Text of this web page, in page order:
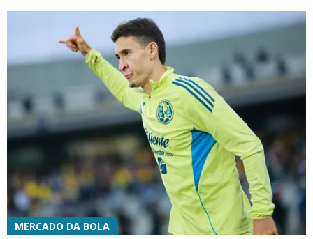
MERCADO DA BOLA